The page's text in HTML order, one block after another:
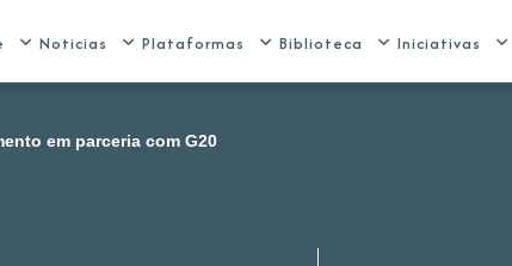
Noticias Plataformas Biblioteca Iniciativas
em parceria com G20